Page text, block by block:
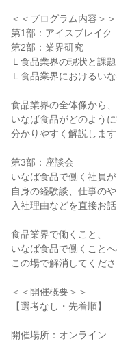
＜＜プログラム内容＞＞
第1部：アイスブレイク
第2部：業界研究
Ｌ食品業界の現状と課題
Ｌ食品業界におけるい
食品業界の全体像から、
いなば食品がどのよう
分かりやすく解説します
第3部：座談会
いなば食品で働く社員が
自身の経験談、仕事のや
入社理由などを直接お話
食品業界で働くこと、
いなば食品で働くことへ
この場で解消してくださ
＜＜開催概要＞＞
【選考なし・先着順】
開催場所：オンライン